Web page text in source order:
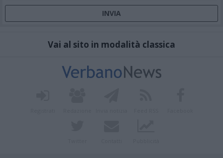
Vai al sito in modalità classica